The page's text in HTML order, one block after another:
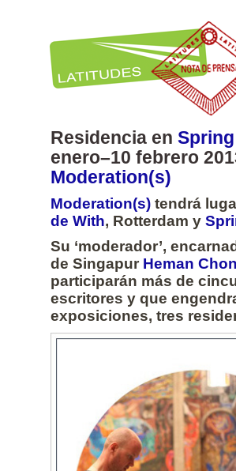
Residencia en
enero–10 febrero
Moderation(s)
Moderation(s) tendrá
de With, Rotterdam y
Su ‘moderador’,
de Singapur Heman
participarán más de
escritores y que
exposiciones, tres